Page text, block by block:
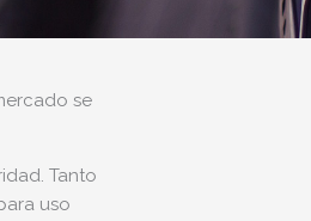
se
Tanto
uso